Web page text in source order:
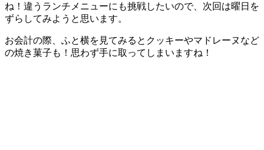
ね！違うランチメニューにも挑戦したいので、次回は曜日を
ずらしてみようと思います。
お会計の際、ふと横を見てみるとクッキーやマドレーヌなど
の焼き菓子も！思わず手に取ってしまいますね！